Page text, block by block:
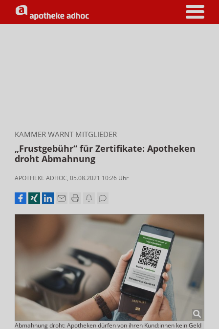
KAMMER WARNT MITGLIEDER
„Frustgebühr“ für Zertifikate: Apotheken
droht Abmahnung
APOTHEKE ADHOC, 05.08.2021 10:26 Uhr
Abmahnung droht: Apotheken dürfen von ihren Kund:innen kein Geld